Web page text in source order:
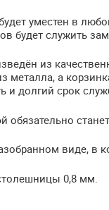
уместен в
будет служить
из
металла, а
и долгий срок
виде, в
0,8 мм.